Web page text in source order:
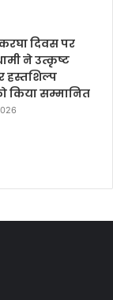
दिवस पर
ने उत्कृष्ट
हस्तशिल्प
किया सम्मानित